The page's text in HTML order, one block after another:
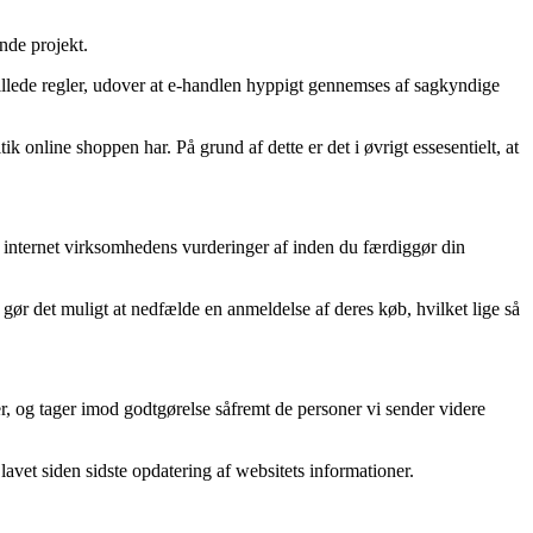
projekt.
regler, udover at e-handlen hyppigt gennemses af sagkyndige
shoppen har. På grund af dette er det i øvrigt essesentielt, at
virksomhedens vurderinger af inden du færdiggør din
det muligt at nedfælde en anmeldelse af deres køb, hvilket lige så
tager imod godtgørelse såfremt de personer vi sender videre
siden sidste opdatering af websitets informationer.